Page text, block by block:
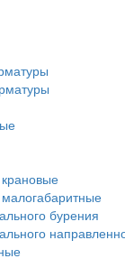
бурения